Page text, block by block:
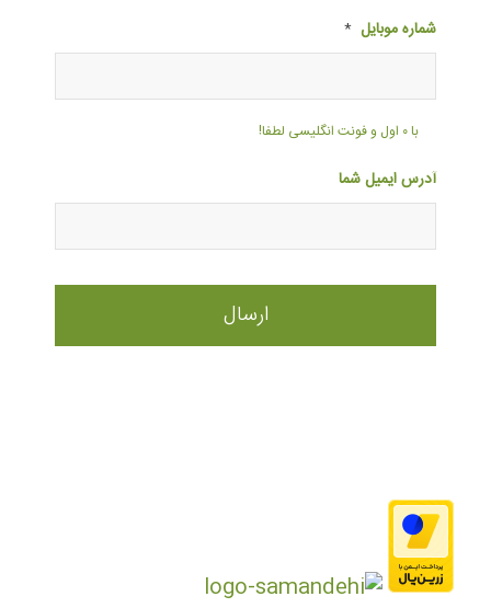
شماره موبایل *
با ۰ اول و فونت انگلیسی لطفا!
آدرس ایمیل شما